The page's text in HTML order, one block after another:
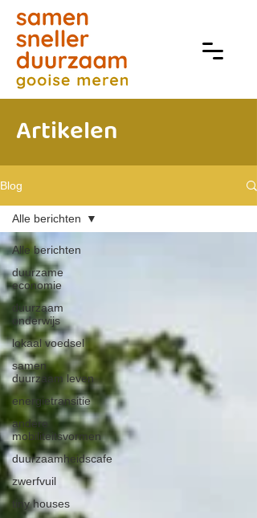
Artikelen
Blog
Alle berichten
duurzame
economie
duurzaam
onderwijs
lokaal voedsel
samen
duurzaam leven
energietransitie
andere
mobiliteitsvormen
duurzaamheidscafe
zwerfvuil
tiny houses
Alle berichten